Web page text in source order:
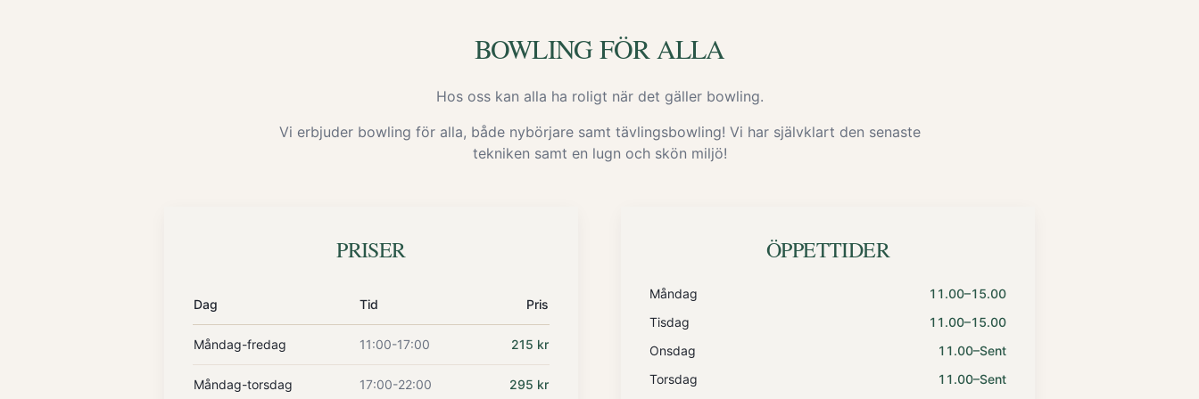
BOWLING FÖR ALLA
Hos oss kan alla ha roligt när det gäller bowling.
Vi erbjuder bowling för alla, både nybörjare samt tävlingsbowling! Vi har självklart den senaste
tekniken samt en lugn och skön miljö!
PRISER
Dag Tid Pris
Måndag-fredag 11:00-17:00 215 kr
Måndag-torsdag 17:00-22:00 295 kr
ÖPPETTIDER
Måndag
11.00–15.00
Tisdag
11.00–15.00
Onsdag
11.00–Sent
Torsdag
11.00–Sent